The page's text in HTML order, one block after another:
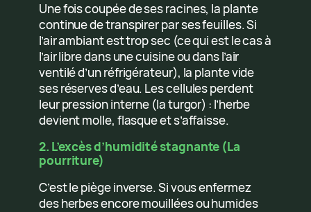
Une fois coupée de ses racines, la plante
continue de transpirer par ses feuilles. Si
l’air ambiant est trop sec (ce qui est le cas à
l’air libre dans une cuisine ou dans l’air
ventilé d’un réfrigérateur), la plante vide
ses réserves d’eau. Les cellules perdent
leur pression interne (la turgor) : l’herbe
devient molle, flasque et s’affaisse.
2. L’excès d’humidité stagnante (La
pourriture)
C’est le piège inverse. Si vous enfermez
des herbes encore mouillées ou humides